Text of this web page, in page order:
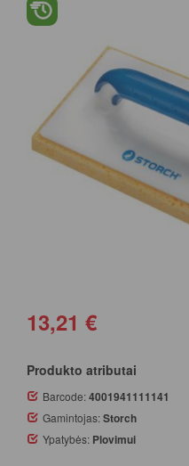
13,21 €
Produkto atributai
Barcode:4001941111141
Gamintojas:Storch
Ypatybės: Plovimui